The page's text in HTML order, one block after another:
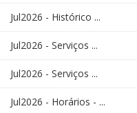
Jul2026 - Histórico ...
Jul2026 - Serviços ...
Jul2026 - Serviços ...
Jul2026 - Horários - ...